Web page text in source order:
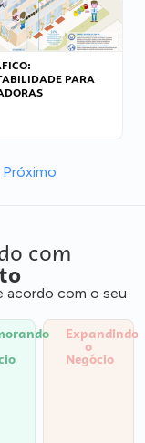
PARA
Próximo
com
acordo com o seu
Expandindo
o
Negócio